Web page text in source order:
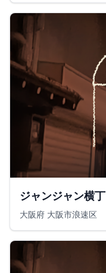
ジャンジャン横丁
大阪府 大阪市浪速区